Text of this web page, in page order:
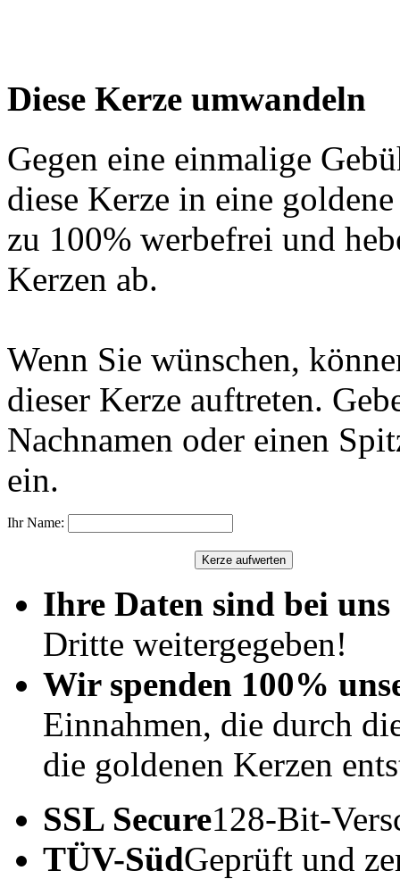
Diese Kerze umwandeln
Gegen eine einmalige
diese Kerze in eine
zu 100% werbefrei und
Kerzen ab.
Wenn Sie wünschen,
dieser Kerze auftreten.
Nachnamen oder einen
ein.
Ihr Name:
Ihre Daten sind bei uns
Dritte weitergegeben!
Wir spenden 100%
Einnahmen, die durch
die goldenen Kerzen
SSL Secure128-Bit-
TÜV-SüdGeprüft und